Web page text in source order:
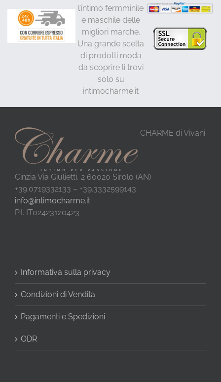
l’intimo fermminile
e maschile delle
migliori marche.
Una grande scelta
di prodotti moda
da scoprire li trovi
solo su
intimocharme.it
CHARME di Vivani
Cinzia Via Giulietti, 2 60020 Sirolo (AN)
+39.0719332133 – +39.3332599143
info@intimocharme.it
P.I. IT02423120423
Informativa sulla privacy
Condizioni di Vendita
Pagamenti e Spedizioni
ODR